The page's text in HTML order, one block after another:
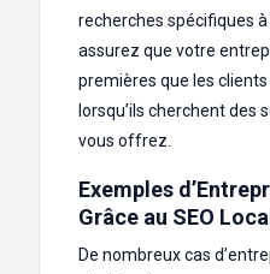
recherches spécifiques
assurez que votre
premières que les
lorsqu’ils cherchent des
vous offrez.
Exemples
Grâce au SEO Local
De nombreux cas